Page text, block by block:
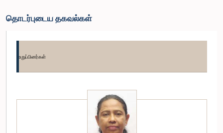
தொடர்புடைய தகவல்கள்
உறுப்பினர்கள்